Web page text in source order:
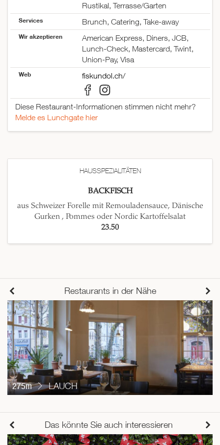
Rustikal, Terrasse/Garten
Services Brunch, Catering, Take-away
Wir akzeptieren
American Express, Diners, JCB,
Lunch-Check, Mastercard, Twint,
Union-Pay, Visa
Web fiskundol.ch/
Diese Restaurant-Informationen stimmen nicht mehr?
Melde es Lunchgate hier
HAUSSPEZIALITÄTEN
BACKFISCH
aus Schweizer Forelle mit Remouladensauce, Dänische
Gurken , Pommes oder Nordic Kartoffelsalat
23.50
Restaurants in der Nähe
275m LAUCH
Das könnte Sie auch interessieren